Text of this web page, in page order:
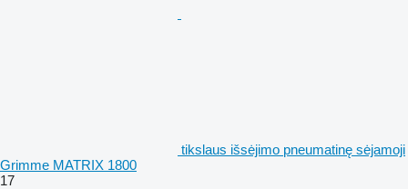
tikslaus išsėjimo pneumatinę sėjamoji
Grimme MATRIX 1800
17